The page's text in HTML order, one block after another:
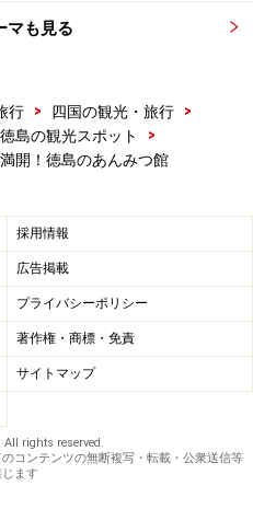
マも見る
行 > 四国の観光・旅行
>
徳島の観光スポット
>
開！徳島のあんみつ館
採用情報
広告掲載
プライバシーポリシー
著作権・商標・免責
サイトマップ
rights reserved.
コンテンツの無断複写・転載・公衆送信等
じます